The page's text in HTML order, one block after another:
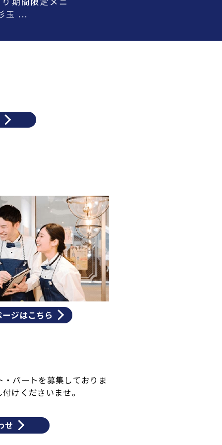
玉 ...
ジはこちら
パートを募集しておりま
けくださいませ。
せ